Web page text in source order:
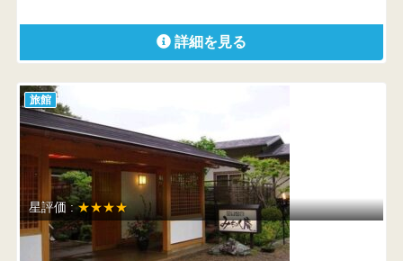
詳細を見る
旅館
星評価 :★★★★
四季の宿 みちのく庵